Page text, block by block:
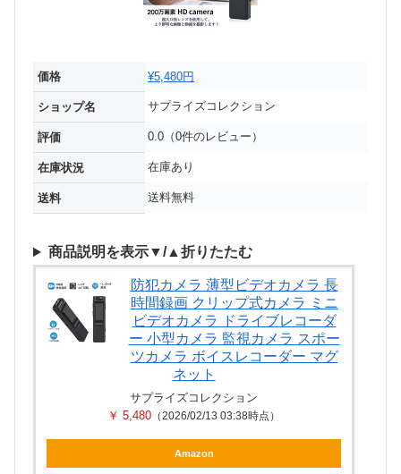
価格 ¥5,480円
ショップ名 サプライズコレクション
評価 0.0（0件のレビュー）
在庫状況 在庫あり
送料 送料無料
商品説明を表示▼/▲折りたたむ
防犯カメラ 薄型ビデオカメラ 長
時間録画 クリップ式カメラ ミニ
ビデオカメラ ドライブレコーダ
ー 小型カメラ 監視カメラ スポー
ツカメラ ボイスレコーダー マグ
ネット
サプライズコレクション
￥ 5,480 （2026/02/13 03:38時点）
Amazon